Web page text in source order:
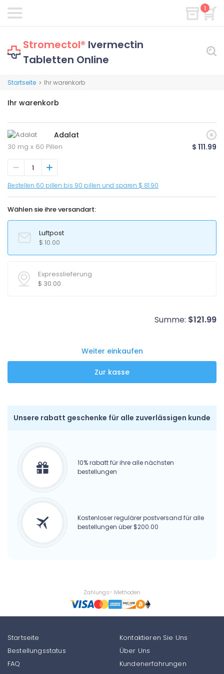
1
Stromectol® Ivermectin
Tabletten Online
Startseite > Ihr warenkorb
Ihr warenkorb
Adalat
30 mg x 60 Pillen $ 111.99
Bestellen 60 pillen bis 90 pillen und sparen $ 81.90
Wählen sie ihre versandart:
Luftpost
$ 10.00
Expresslieferung
$ 30.00
Summe: $121.99
Weiter einkaufen
Unsere rabatt geschenke für alle zuverlässigen kunde
10% rabatt für ihre alle nächsten
bestellungen
Kostenloser regulärer postversand für alle
bestellungen über $200.00
Zahlungs- Methoden
Startseite
Bestellungsstatus
FAQ
Kontaktieren Sie Uns
Über Uns
Kundenerfahrungen